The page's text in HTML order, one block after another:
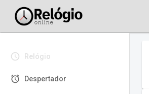
Relógio
Despertador